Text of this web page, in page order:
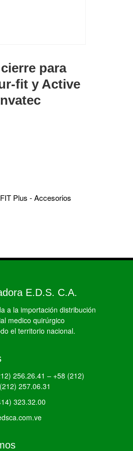
para
fit y Active
Plus - Accesorios
E.D.S. C.A.
a la importación distribución
medico quirúrgico
el territorio nacional.
256.26.41 – +58 (212)
257.06.31
323.32.00